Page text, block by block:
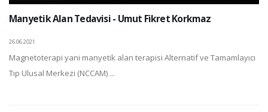
Manyetik Alan Tedavisi - Umut Fikret Korkmaz
26.06.2021
Magnetoterapi yani manyetik alan terapisi Alternatif ve Tamamlayıcı
Tıp Ulusal Merkezi (NCCAM) ...